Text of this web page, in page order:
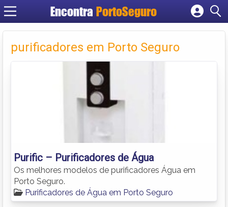
Encontra PortoSeguro
Cadastrar empresa
Criar conta
purificadores em Porto Seguro
Purific – Purificadores de Água
Os melhores modelos de purificadores Água em
Porto Seguro.
Purificadores de Água em Porto Seguro